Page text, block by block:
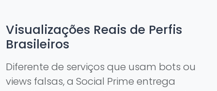
Visualizações Reais de Perfis
Brasileiros
Diferente de serviços que usam bots ou
views falsas, a Social Prime entrega